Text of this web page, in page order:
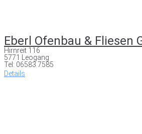
Eberl Ofenbau & Fliesen
Hirnreit 116
5771 Leogang
Tel: 06583 7585
Details